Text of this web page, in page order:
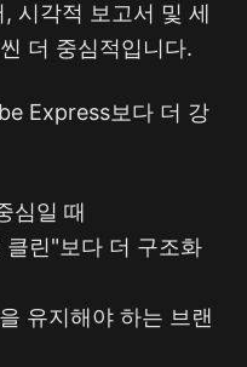
시각적 보고서 및 세
더 중심적입니다.
Express보다 더 강
심일 때
린"보다 더 구조화
유지해야 하는 브랜